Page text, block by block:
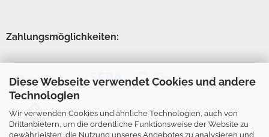
Diese Webseite verwendet Cookies und andere
Technologien
Wir verwenden Cookies und ähnliche Technologien, auch von
Drittanbietern, um die ordentliche Funktionsweise der Website zu
gewährleisten, die Nutzung unseres Angebotes zu analysieren und
Zahlungsmöglichkeiten: